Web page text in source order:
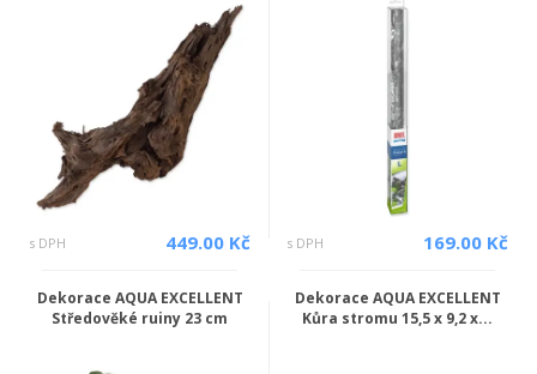
s DPH 449.00 Kč s DPH 169.00 Kč
Dekorace AQUA EXCELLENT
Středověké ruiny 23 cm
Dekorace AQUA EXCELLENT
Kůra stromu 15,5 x 9,2 x...